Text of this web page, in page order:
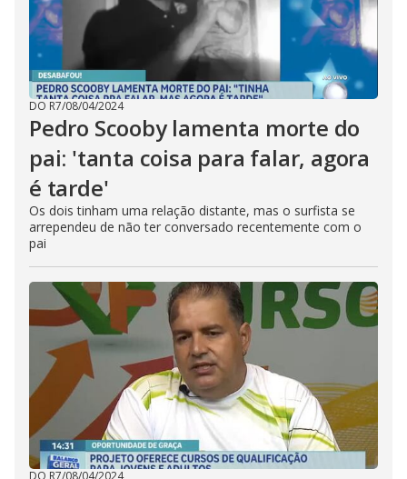
DO R7/08/04/2024
Pedro Scooby lamenta morte do
pai: 'tanta coisa para falar, agora
é tarde'
Os dois tinham uma relação distante, mas o surfista se
arrependeu de não ter conversado recentemente com o
pai
DO R7/08/04/2024